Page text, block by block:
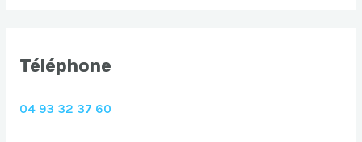
Téléphone
04 93 32 37 60